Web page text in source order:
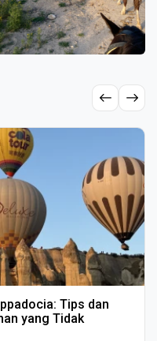
Tips dan
yang Tidak